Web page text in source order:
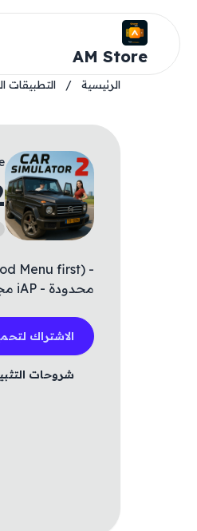
AM Store
الرئيسية / التطبيقات
محدودة - iAP مجاني (قم بتشغيل قائمة تعديل Enjoy أولاً)
الاشتراك
شروحات